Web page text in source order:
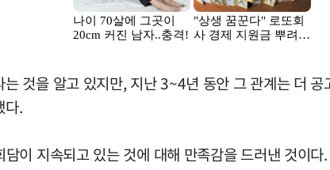
것을 알고 있지만, 지난 3~4년 동안 그 관계는 더
다.
이 지속되고 있는 것에 대해 만족감을 드러낸 것이